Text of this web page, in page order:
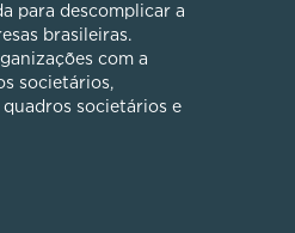
para descomplicar a
brasileiras.
com a
societários,
societários e